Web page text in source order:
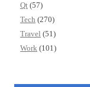
Qt (57)
Tech (270)
Travel (51)
Work (101)